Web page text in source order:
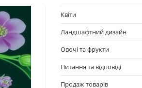
Квіти
Ландшафтний дизайн
Овочі та фрукти
Питання та відповіді
Продаж товарів